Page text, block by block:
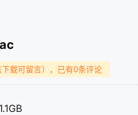
载可留言），已有0条评论
1.1GB